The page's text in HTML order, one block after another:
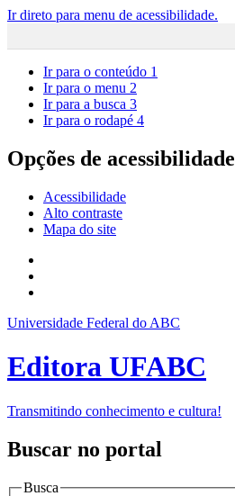
Ir direto para menu de acessibilidade.
Ir para o conteúdo 1
Ir para o menu 2
Ir para a busca 3
Ir para o rodapé 4
Opções de acessibilidade
Acessibilidade
Alto contraste
Mapa do site
Universidade Federal do ABC
Editora UFABC
Transmitindo conhecimento e cultura!
Buscar no portal
Busca